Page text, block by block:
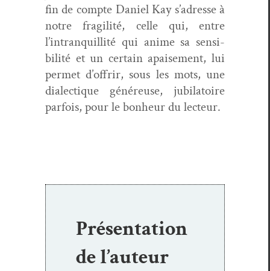
fin de compte Daniel Kay s’adresse à
notre fragilité, celle qui, entre
l’intranquillité qui ani­me sa sen­si­
bil­ité et un cer­tain apaise­ment, lui
per­met d’offrir, sous les mots, une
dialec­tique généreuse, jubi­la­toire
par­fois, pour le bon­heur du lecteur.
Présentation
de l’auteur